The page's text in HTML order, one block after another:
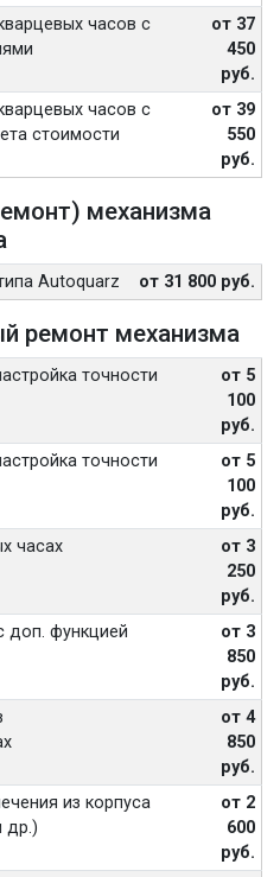
часов с
от 37
450
руб.
часов с
стоимости
от 39
550
руб.
механизма
Autoquarz от 31 800 руб.
ремонт механизма
точности
от 5
100
руб.
точности
от 5
100
руб.
часах
от 3
250
руб.
доп. функцией
от 3
850
руб.
от 4
850
руб.
из корпуса
др.)
от 2
600
руб.